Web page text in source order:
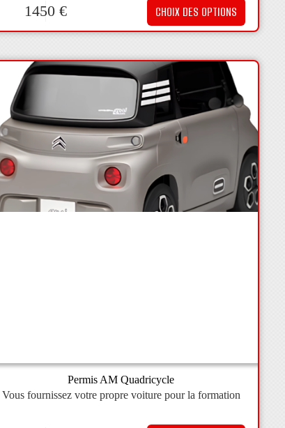
1450 € CHOIX DES OPTIONS
Permis AM Quadricycle
Vous fournissez votre propre voiture pour la formation